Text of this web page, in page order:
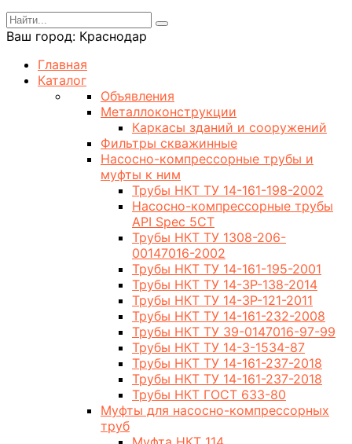
Ваш город: Краснодар
Главная
Каталог
Объявления
Металлоконструкции
Каркасы зданий и сооружений
Фильтры скважинные
Насосно-компрессорные трубы и
муфты к ним
Трубы НКТ ТУ 14-161-198-2002
Насосно-компрессорные трубы
API Spec 5CT
Трубы НКТ ТУ 1308-206-
00147016-2002
Трубы НКТ ТУ 14-161-195-2001
Трубы НКТ ТУ 14-3Р-138-2014
Трубы НКТ ТУ 14-3Р-121-2011
Трубы НКТ ТУ 14-161-232-2008
Трубы НКТ ТУ 39-0147016-97-99
Трубы НКТ ТУ 14-3-1534-87
Трубы НКТ ТУ 14-161-237-2018
Трубы НКТ ТУ 14-161-237-2018
Трубы НКТ ГОСТ 633-80
Муфты для насосно-компрессорных
труб